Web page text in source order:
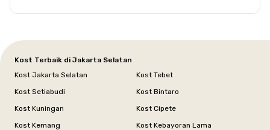
Kost Terbaik di Jakarta Selatan
Kost Jakarta Selatan
Kost Tebet
Kost Setiabudi
Kost Bintaro
Kost Kuningan
Kost Cipete
Kost Kemang
Kost Kebayoran Lama